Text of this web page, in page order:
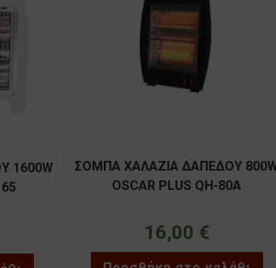
1600W
ΣΟΜΠΑ ΧΑΛΑΖΙΑ ΔΑΠΕΔΟΥ
OSCAR PLUS QH-80A
16,00 €